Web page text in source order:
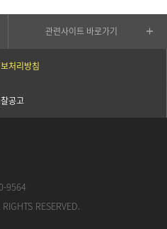
관련사이트 바로가기
처리방침
공고
9564
RESERVED.